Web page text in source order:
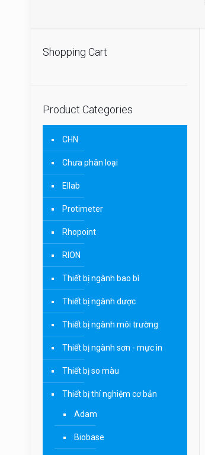
Shopping Cart
Product Categories
CHN
Chưa phân loại
Ellab
Protimeter
Rhopoint
RION
Thiết bị ngành bao bì
Thiết bị ngành dược
Thiết bị ngành môi trường
Thiết bị ngành sơn - mực in
Thiết bị so màu
Thiết bị thí nghiệm cơ bản
Adam
Biobase